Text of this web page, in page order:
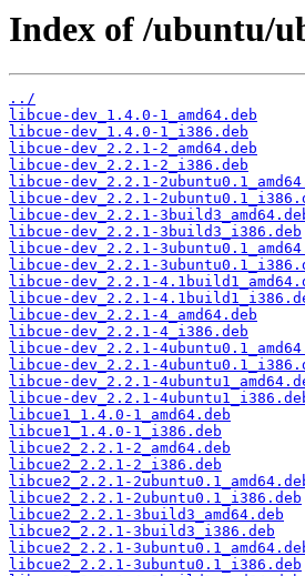
Index of /ubuntu/
../
libcue-dev_1.4.0-1_amd64.deb
libcue-dev_1.4.0-1_i386.deb
libcue-dev_2.2.1-2_amd64.deb
libcue-dev_2.2.1-2_i386.deb
libcue-dev_2.2.1-
libcue-dev_2.2.1-
libcue-dev_2.2.1-
libcue-dev_2.2.1-3build3_i386.deb
libcue-dev_2.2.1-
libcue-dev_2.2.1-
libcue-dev_2.2.1-
libcue-dev_2.2.1-
libcue-dev_2.2.1-4_amd64.deb
libcue-dev_2.2.1-4_i386.deb
libcue-dev_2.2.1-
libcue-dev_2.2.1-
libcue-dev_2.2.1-
libcue-dev_2.2.1-
libcue1_1.4.0-1_amd64.deb
libcue1_1.4.0-1_i386.deb
libcue2_2.2.1-2_amd64.deb
libcue2_2.2.1-2_i386.deb
libcue2_2.2.1-
libcue2_2.2.1-2ubuntu0.1_i386.deb
libcue2_2.2.1-3build3_amd64.deb
libcue2_2.2.1-3build3_i386.deb
libcue2_2.2.1-
libcue2_2.2.1-3ubuntu0.1_i386.deb